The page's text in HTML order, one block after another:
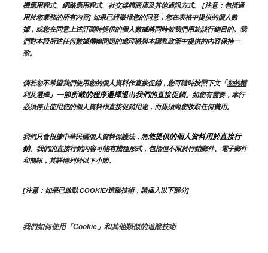
機應用程式、網路應用程式、社交媒體商店及其他通訊方式。 [注意：包括適
用於您業務的所有內容] 如果已經徵得您的同意，您在表格中提供的個人數
據，或您在同意上述訂閱時提供的個人數據將同時被我們用於該行銷目的。我
們對本段所述任何數據傳輸問題的處理將與本隱私政策中提供的內容保持一
致。
倘若您不希望我們使用您的個人資料作直接促銷，您可隨時按照下文「您的權
利及選擇」一節所載的程序選擇退出我們的直接促銷。如您有需要，本行
必須停止使用您的個人資料作直接促銷用途，而毋須向您收取任何費用。
我們只會根據中華民國個人資料保護法，將您提供的個人資料用於直接行
銷。我們的直接行銷內容可能有幾種形式，包括但不限於行銷郵件、電子郵件
和簡訊，其詳情列於以下小節。
[注意：如果已啟動 COOKIE/追蹤技術，請插入以下部分]
我們如何使用「Cookie」和其他類似的追蹤技術